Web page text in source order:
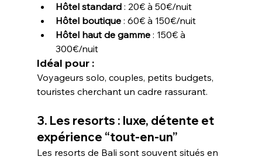
Hôtel standard : 20€ à 50€/nuit
Hôtel boutique : 60€ à 150€/nuit
Hôtel haut de gamme : 150€ à
300€/nuit
Idéal pour :
Voyageurs solo, couples, petits budgets,
touristes cherchant un cadre rassurant.
3. Les resorts : luxe, détente et
expérience “tout-en-un”
Les resorts de Bali sont souvent situés en